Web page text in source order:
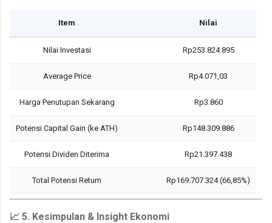
Item Nilai
Nilai Investasi Rp253.824.895
Average Price Rp4.071,03
Harga Penutupan Sekarang Rp3.860
Potensi Capital Gain (ke ATH) Rp148.309.886
Potensi Dividen Diterima Rp21.397.438
Total Potensi Return Rp169.707.324 (66,85%)
📈 5. Kesimpulan & Insight Ekonomi